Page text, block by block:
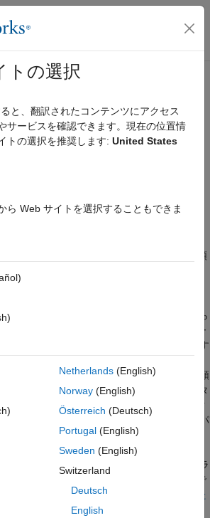
バス ナビゲーション メ
ーム
ーの設計
クターの明示的
ラス コンスト
スーパークラス
コンストラクターの設
コンストラクターの明示的な呼び出
ラクターから各スーパークラス コンストラ
ーパークラス コンストラクターを呼び出す順
ラクターからスーパークラス コンストラク
出さない場合は、MATLAB によって、これら
が引数なしで暗黙的に呼び出されます。スー
ラクターは、暗黙的な呼び出しをサポートす
ーは、クラス ブロックの上部に表示された順
呼び出されます。MATLAB がコンストラクタ
変更する場合や引数を使用してコンストラク
は、サブクラス コンストラクターからスーパ
クターを明示的に呼び出します。
トラクターを定義しない場合は、スーパークラ
既定のコンストラクターを呼び出すことがで
ては、
既定のコンストラクター
継承された
暗黙的な呼び出しを参照してください。
トの選択
と、翻訳されたコンテンツにアクセス
サービスを確認できます。現在の位置情
トの選択を推奨します: United States
ら Web サイトを選択することもできま
Netherlands(English)
Norway(English)
Österreich (Deutsch)
Portugal(English)
Sweden (English)
Switzerland
Deutsch
English